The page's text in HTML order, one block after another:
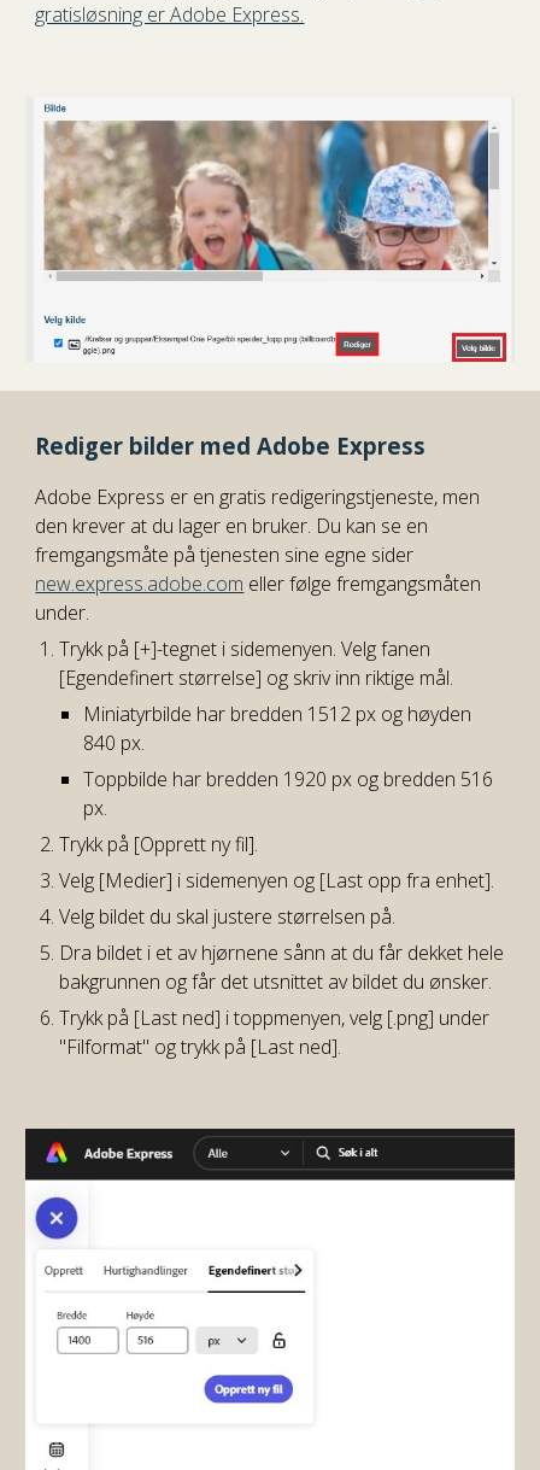
gratisløsning er Adobe Express.
Rediger bilder med Adobe Express
Adobe Express er en gratis redigeringstjeneste, men
den krever at du lager en bruker. Du kan se en
fremgangsmåte på tjenesten sine egne sider
new.express.adobe.com eller følge fremgangsmåten
under.
Trykk på [+]-tegnet i sidemenyen. Velg fanen
[Egendefinert størrelse] og skriv inn riktige mål.
Miniatyrbilde har bredden 1512 px og høyden
840 px.
Toppbilde har bredden 1920 px og bredden 516
px.
Trykk på [Opprett ny fil].
Velg [Medier] i sidemenyen og [Last opp fra enhet].
Velg bildet du skal justere størrelsen på.
Dra bildet i et av hjørnene sånn at du får dekket hele
bakgrunnen og får det utsnittet av bildet du ønsker.
Trykk på [Last ned] i toppmenyen, velg [.png] under
"Filformat" og trykk på [Last ned].